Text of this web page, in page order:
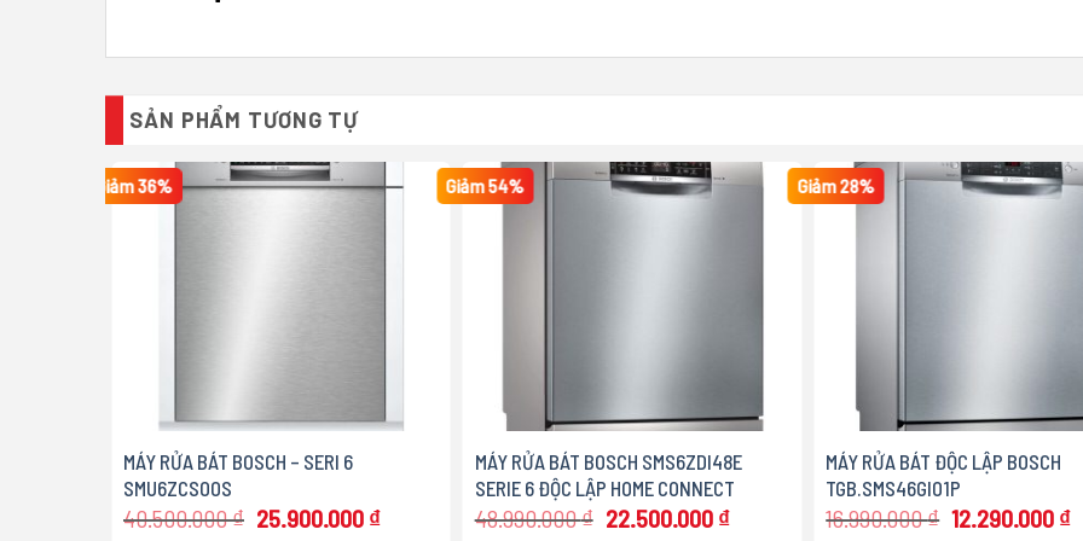
SẢN PHẨM TƯƠNG TỰ
Giảm 36%
MÁY RỬA BÁT BOSCH – SERI 6
SMU6ZCS00S
40.500.000₫ Giá
25.900.000 ₫Giá
Giảm 54%
MÁY RỬA BÁT BOSCH SMS6ZDI48E
SERIE 6 ĐỘC LẬP HOME CONNECT
48.990.000₫ Giá
22.500.000 ₫Giá
Giảm 28%
MÁY RỬA BÁT ĐỘC LẬP BOSCH
TGB.SMS46GI01P
16.990.000₫ Giá
12.290.000 ₫